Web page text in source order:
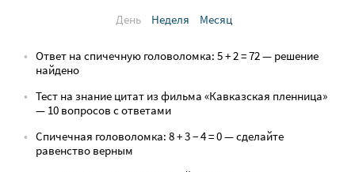
День
Неделя Месяц
Ответ на спичечную головоломка: 5 + 2 = 72 — решение
найдено
Тест на знание цитат из фильма «Кавказская пленница»
— 10 вопросов с ответами
Спичечная головоломка: 8 + 3 − 4 = 0 — сделайте
равенство верным